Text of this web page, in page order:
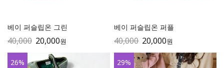
베이 퍼슬립온 그린
40,000 20,000원
베이 퍼슬립온 퍼플
40,000 20,000원
26% 29%